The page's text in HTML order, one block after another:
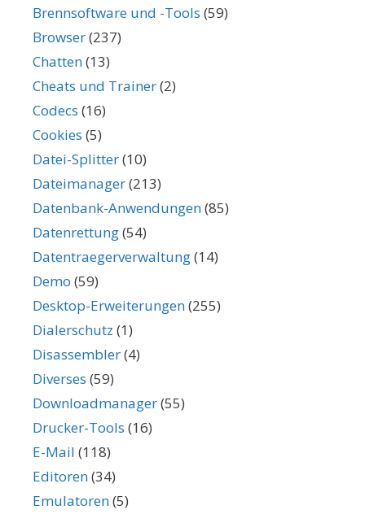
Brennsoftware und -Tools (59)
Browser(237)
Chatten(13)
Cheats und Trainer(2)
Codecs (16)
Cookies (5)
Datei-Splitter(10)
Dateimanager(213)
Datenbank-Anwendungen(85)
Datenrettung(54)
Datentraegerverwaltung(14)
Demo (59)
Desktop-Erweiterungen(255)
Dialerschutz (1)
Disassembler(4)
Diverses (59)
Downloadmanager(55)
Drucker-Tools (16)
E-Mail (118)
Editoren(34)
Emulatoren(5)